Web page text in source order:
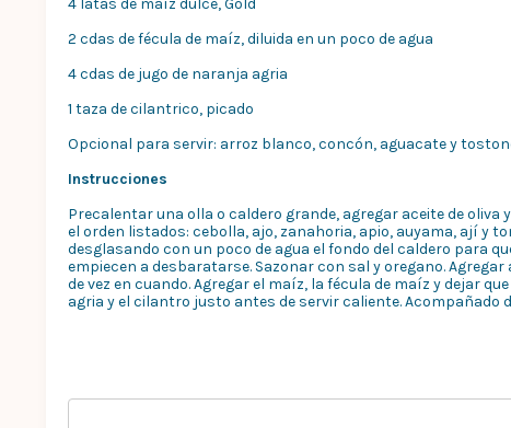
4 latas de maíz dulce, Gold
2 cdas de fécula de maíz, diluida en un poco de agua
4 cdas de jugo de naranja agria
1 taza de cilantrico, picado
Opcional para servir: arroz blanco, concón, aguacate y
Instrucciones
Precalentar una olla o caldero grande, agregar aceite de
el orden listados: cebolla, ajo, zanahoria, apio, auyama, ají y
desglasando con un poco de agua el fondo del caldero para
empiecen a desbaratarse. Sazonar con sal y oregano.
de vez en cuando. Agregar el maíz, la fécula de maíz y dejar
agria y el cilantro justo antes de servir caliente. Acompañado